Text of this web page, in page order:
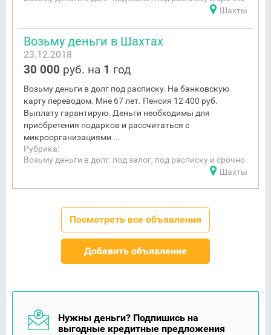
Шахты
Возьму деньги в Шахтах
23.12.2018
30 000 руб. на 1 год
Возьму деньги в долг под расписку. На банковскую
карту переводом. Мне 67 лет. Пенсия 12 400 руб.
Выплату гарантирую. Деньги необходимы для
приобретения подарков и рассчитаться с
микроорганизациями ...
Рубрика:
Возьму деньги в долг: под залог, под расписку и срочно
Шахты
Посмотреть все объявления
Добавить объявление
Нужны деньги? Подпишись на
выгодные кредитные предложения